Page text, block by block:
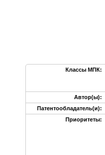
Классы МПК:
Автор(ы):
Патентообладатель(и):
Приоритеты: